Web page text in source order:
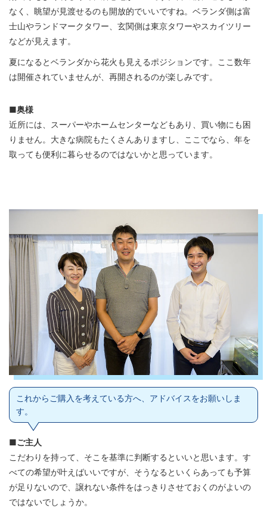
なく、眺望が見渡せるのも開放的でいいですね。ベランダ側は富
士山やランドマークタワー、玄関側は東京タワーやスカイツリー
などが見えます。
夏になるとベランダから花火も見えるポジションです。ここ数年
は開催されていませんが、再開されるのが楽しみです。
■奥様
近所には、スーパーやホームセンターなどもあり、買い物にも困
りません。大きな病院もたくさんありますし、ここでなら、年を
取っても便利に暮らせるのではないかと思っています。
これからご購入を考えている方へ、アドバイスをお願いしま
す。
■ご主人
こだわりを持って、そこを基準に判断するといいと思います。す
べての希望が叶えばいいですが、そうなるといくらあっても予算
が足りないので、譲れない条件をはっきりさせておくのがよいの
ではないでしょうか。